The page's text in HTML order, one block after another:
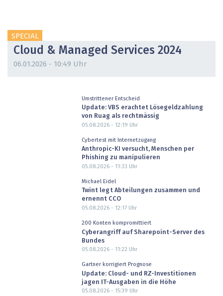
SPECIAL
Cloud & Managed Services 2024
06.01.2026 - 10:49 Uhr
Umstrittener Entscheid
Update: VBS erachtet Lösegeldzahlung
von Ruag als rechtmässig
05.08.2026 - 12:19 Uhr
Cybertest mit Internetzugang
Anthropic-KI versucht, Menschen per
Phishing zu manipulieren
05.08.2026 - 11:33 Uhr
Michael Eidel
Twint legt Abteilungen zusammen und
ernennt CCO
05.08.2026 - 12:17Uhr
200 Konten kompromittiert
Cyberangriff auf Sharepoint-Server des
Bundes
05.08.2026 - 11:22 Uhr
Gartner korrigiert Prognose
Update: Cloud- und RZ-Investitionen
jagen IT-Ausgaben in die Höhe
05.08.2026 - 15:39 Uhr